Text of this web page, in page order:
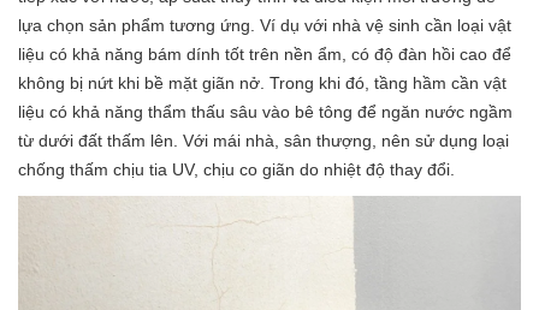
lựa chọn sản phẩm tương ứng. Ví dụ với nhà vệ sinh cần loại vật
liệu có khả năng bám dính tốt trên nền ẩm, có độ đàn hồi cao để
không bị nứt khi bề mặt giãn nở. Trong khi đó, tầng hầm cần vật
liệu có khả năng thẩm thấu sâu vào bê tông để ngăn nước ngầm
từ dưới đất thấm lên. Với mái nhà, sân thượng, nên sử dụng loại
chống thấm chịu tia UV, chịu co giãn do nhiệt độ thay đổi.